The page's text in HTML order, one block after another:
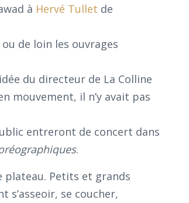
à Hervé Tullet de
de loin les ouvrages
du directeur de La Colline
mouvement, il n’y avait pas
entreront de concert dans
.
plateau. Petits et grands
se coucher,